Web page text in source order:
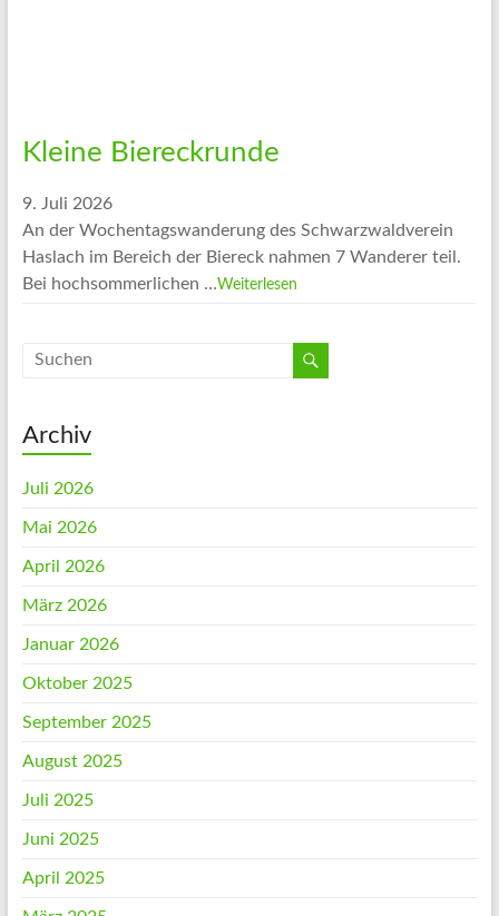
Kleine Biereckrunde
9. Juli 2026
An der Wochentagswanderung des Schwarzwaldverein
Haslach im Bereich der Biereck nahmen 7 Wanderer teil.
Bei hochsommerlichen …Weiterlesen
Archiv
Juli 2026
Mai 2026
April 2026
März 2026
Januar 2026
Oktober 2025
September 2025
August 2025
Juli 2025
Juni 2025
April 2025